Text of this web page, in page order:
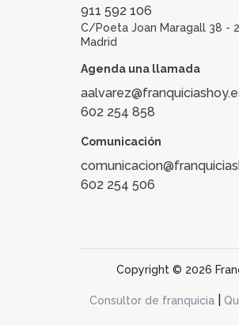
911 592 106
C/Poeta Joan Maragall 38 -
Madrid
Agenda una llamada
602 254 858
Comunicación
602 254 506
Copyright © 2026
Consultor de franquicia|